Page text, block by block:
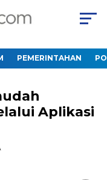
PEMERINTAHAN
Aplikasi